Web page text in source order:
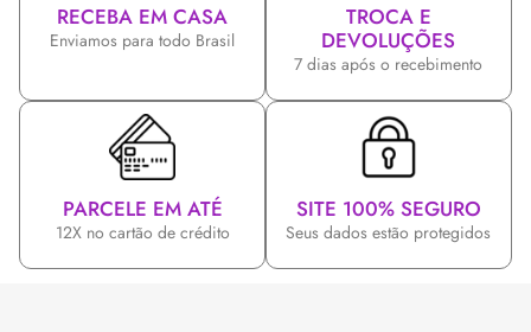
RECEBA EM CASA
Enviamos para todo Brasil
TROCA E
DEVOLUÇÕES
7 dias após o recebimento
PARCELE EM ATÉ
12X no cartão de crédito
SITE 100% SEGURO
Seus dados estão protegidos